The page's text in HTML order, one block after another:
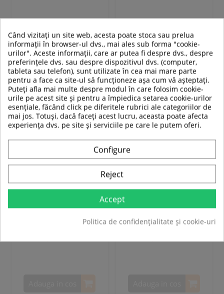
Adauga in cos
Compara
Adauga in cos
Compara
Cagula Multifunctionala W-
Bandana Multifunctionala
Gat inSPORTline Nordcup
Când vizitați un site web, acesta poate stoca sau prelua
informații în browser-ul dvs., mai ales sub forma "cookie-
urilor". Aceste informații, care ar putea fi despre dvs., despre
preferințele dvs. sau despre dispozitivul dvs. (computer,
tableta sau telefon), sunt utilizate în cea mai mare parte
pentru a face ca site-ul să funcționeze așa cum vă așteptați.
Puteți afla mai multe despre modul în care folosim cookie-
urile pe acest site și pentru a împiedica setarea cookie-urilor
esențiale, făcând click pe diferitele rubrici ale categoriilor de
mai jos. Totuși, dacă faceți acest lucru, aceasta poate afecta
experiența dvs. pe site și serviciile pe care le putem oferi.
Configure
Reject
Accept
Politica de confidențialitate și cookie-uri